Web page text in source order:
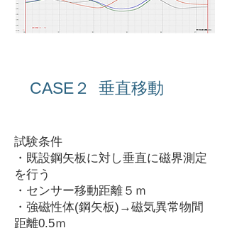
CASE２ 垂直移動
試験条件
・既設鋼矢板に対し垂直に磁界測定
を行う
・センサー移動距離５ｍ
・強磁性体(鋼矢板)→磁気異常物間
距離0.5ｍ